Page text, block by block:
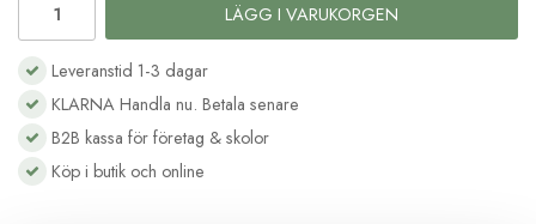
LÄGG I VARUKORGEN
Leveranstid 1-3 dagar
KLARNA Handla nu. Betala senare
B2B kassa för företag & skolor
Köp i butik och online